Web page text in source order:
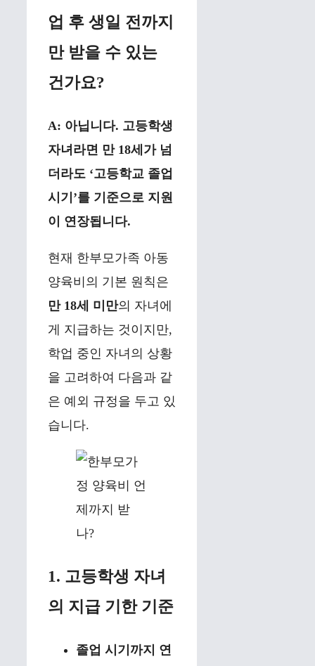
업 후 생일 전까지
만 받을 수 있는
건가요?
A: 아닙니다. 고등학생
자녀라면 만 18세가 넘
더라도 ‘고등학교 졸업
시기’를 기준으로 지원
이 연장됩니다.
현재 한부모가족 아동
양육비의 기본 원칙은
만 18세 미만의 자녀에
게 지급하는 것이지만,
학업 중인 자녀의 상황
을 고려하여 다음과 같
은 예외 규정을 두고 있
습니다.
1. 고등학생 자녀
의 지급 기한 기준
졸업 시기까지 연